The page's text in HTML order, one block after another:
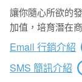
讓你隨心所欲的
加值，培育潛在
Email 行銷介紹
SMS 簡訊介紹